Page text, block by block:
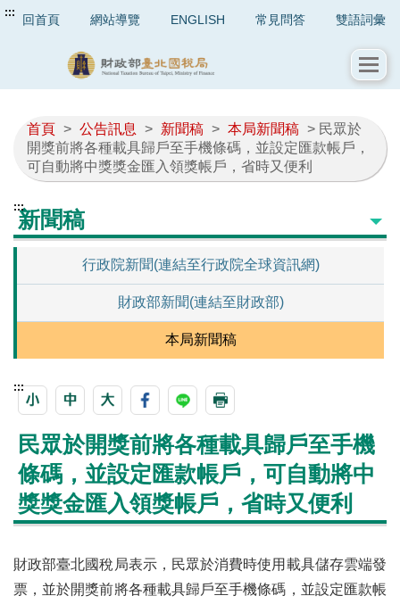
::: 回首頁 網站導覽 ENGLISH 常見問答 雙語詞彙
首頁 > 公告訊息 > 新聞稿 > 本局新聞稿 > 民眾於
開獎前將各種載具歸戶至手機條碼，並設定匯款帳戶，
可自動將中獎獎金匯入領獎帳戶，省時又便利
:::新聞稿
行政院新聞(連結至行政院全球資訊網)
財政部新聞(連結至財政部)
本局新聞稿
:::
民眾於開獎前將各種載具歸戶至手機
條碼，並設定匯款帳戶，可自動將中
獎獎金匯入領獎帳戶，省時又便利
財政部臺北國稅局表示，民眾於消費時使用載具儲存雲端發
票，並於開獎前將各種載具歸戶至手機條碼，並設定匯款帳